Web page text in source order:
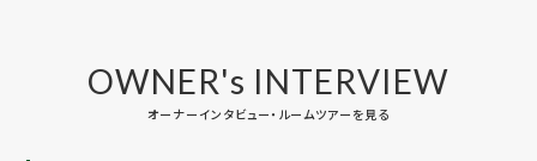
OWNER's INTERVIEW
オーナーインタビュー・ルームツアーを見る